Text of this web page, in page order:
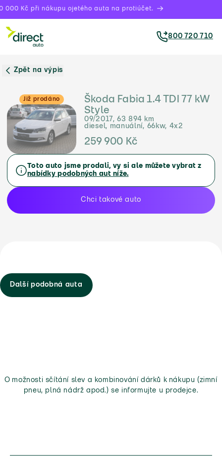
000 Kč při nákupu ojetého auta na protiúčet.
800 720 710
Zpět na výpis
Již prodáno
Škoda Fabia 1.4 TDI 77 kW
Style
09/2017, 63 894 km
diesel, manuální, 66kw, 4x2
259 900 Kč
Toto auto jsme prodali, vy si ale můžete vybrat z
nabídky podobných aut níže.
Chci takové auto
Další podobná auta
O možnosti sčítání slev a kombinování dárků k nákupu (zimní
pneu, plná nádrž apod.) se informujte u prodejce.